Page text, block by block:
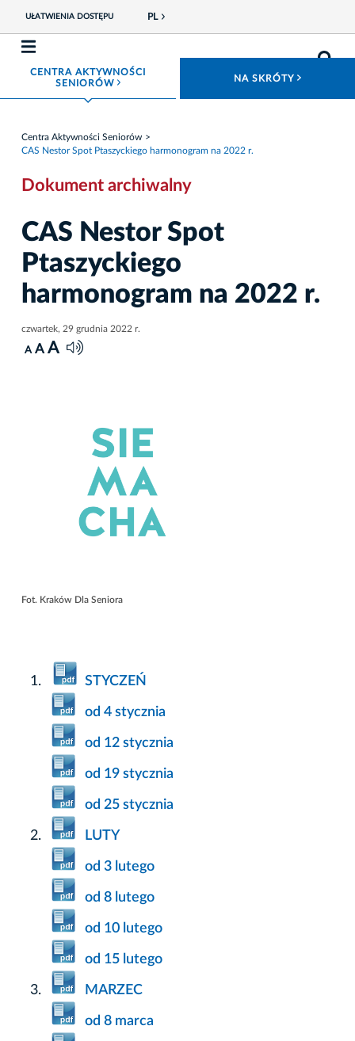
UŁATWIENIA DOSTĘPU PL
CENTRA AKTYWNOŚCI
SENIORÓWROZWIŃ MENU NA SKRÓTY
Centra Aktywności Seniorów
CAS Nestor Spot Ptaszyckiego harmonogram na 2022 r.
Dokument archiwalny
CAS Nestor Spot
Ptaszyckiego
harmonogram na 2022 r.
czwartek, 29 grudnia 2022 r.
A A A
Fot. Kraków Dla Seniora
STYCZEŃ
od 4 stycznia
od 12 stycznia
od 19 stycznia
od 25 stycznia
LUTY
od 3 lutego
od 8 lutego
od 10 lutego
od 15 lutego
MARZEC
od 8 marca